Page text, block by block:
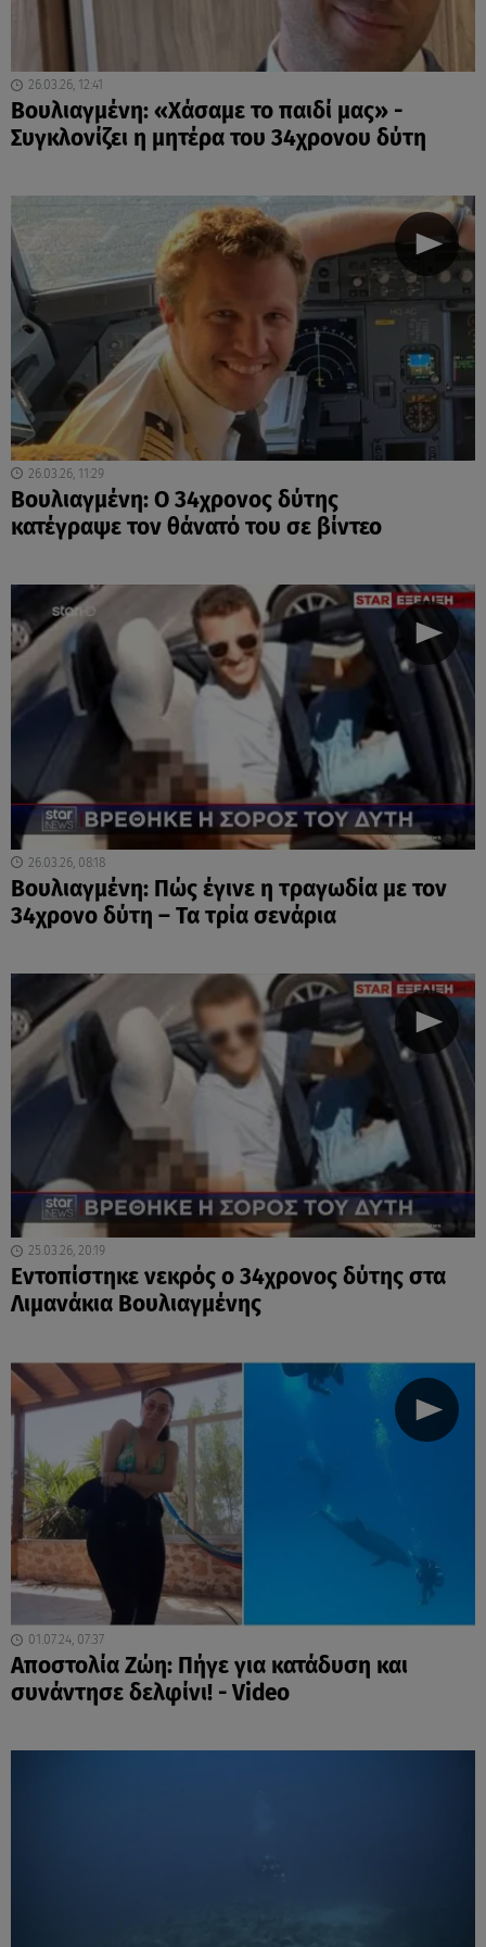
26.03.26, 12:41
Βουλιαγμένη: «Χάσαμε το παιδί μας» -
Συγκλονίζει η μητέρα του 34χρονου δύτη
26.03.26, 11:29
Βουλιαγμένη: Ο 34χρονος δύτης
κατέγραψε τον θάνατό του σε βίντεο
26.03.26, 08:18
Βουλιαγμένη: Πώς έγινε η τραγωδία με τον
34χρονο δύτη – Τα τρία σενάρια
25.03.26, 20:19
Εντοπίστηκε νεκρός ο 34χρονος δύτης στα
Λιμανάκια Βουλιαγμένης
01.07.24, 07:37
Aποστολία Ζώη: Πήγε για κατάδυση και
συνάντησε δελφίνι! - Video